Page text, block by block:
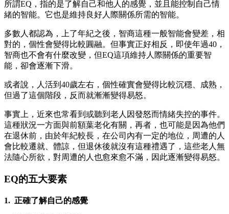
所謂EQ，指的是了解自己和他人的感覺，並且能控制自己情
緒的智能。它也是維持良好人際關係所需的智能。
多數人都認為，上了年紀之後，智商這種一般智能會變差，相
對的，個性會變得比較圓融。但事實正好相反，即使年過40，
智商也不會有什麼改變，但EQ這項維持人際關係的重要智
能，卻會逐漸下滑。
或者說，人活到40歲左右，個性確實會變得比較沉穩、成熟，
但過了這個階段，反而就漸漸變得易怒。
事實上，近來也常看到或聽到老人因發怒而情緒失控的事件。
這種狀況一方面與前額葉老化有關，再者，也可能是因為他們
在退休前，由於年紀較長，在公司內有一定的地位，周遭的人
會比較遷就、體諒，但退休後就沒有這種禮遇了，這些老人無
法隨心所欲，對周遭的人也愈來愈不滿，因此逐漸變得易怒。
EQ的五大要素
1. 正確了解自己的感覺